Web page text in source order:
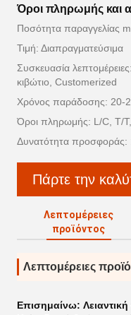
Όροι πληρωμής και
Ποσότητα παραγγελίας
Τιμή: Διαπραγματεύσιμα
Συσκευασία
κιβώτιο, Customerized
Χρόνος παράδοσης: 20-
Όροι πληρωμής: L/C, T/
Δυνατότητα
Πάρτε την
Λεπτομέρειες
προϊόντος
Λεπτομέρειες
Επισημαίνω: